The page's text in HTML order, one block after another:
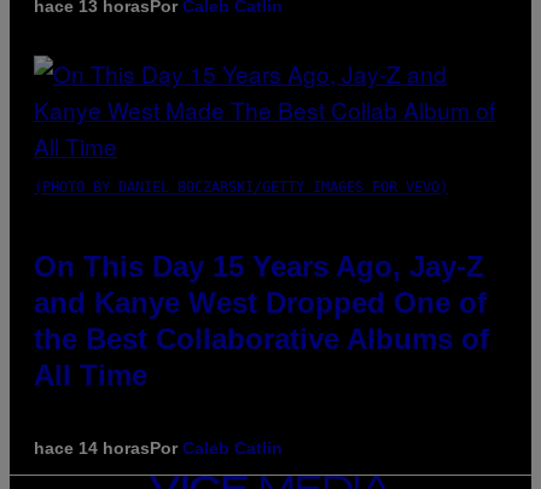
hace 13 horasPorCaleb Catlin
(PHOTO BY DANIEL BOCZARSKI/GETTY IMAGES FOR VEVO)
On This Day 15 Years Ago, Jay-Z
and Kanye West Dropped One of
the Best Collaborative Albums of
All Time
hace 14 horasPorCaleb Catlin
VICE